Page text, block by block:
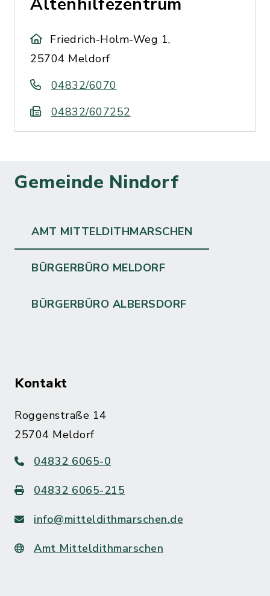
Friedrich-Holm-Weg 1,
25704 Meldorf
04832/6070
04832/607252
Gemeinde Nindorf
AMT MITTELDITHMARSCHEN
BÜRGERBÜRO MELDORF
BÜRGERBÜRO ALBERSDORF
Kontakt
Roggenstraße 14
25704 Meldorf
04832 6065-0
04832 6065-215
info@mitteldithmarschen.de
Amt Mitteldithmarschen